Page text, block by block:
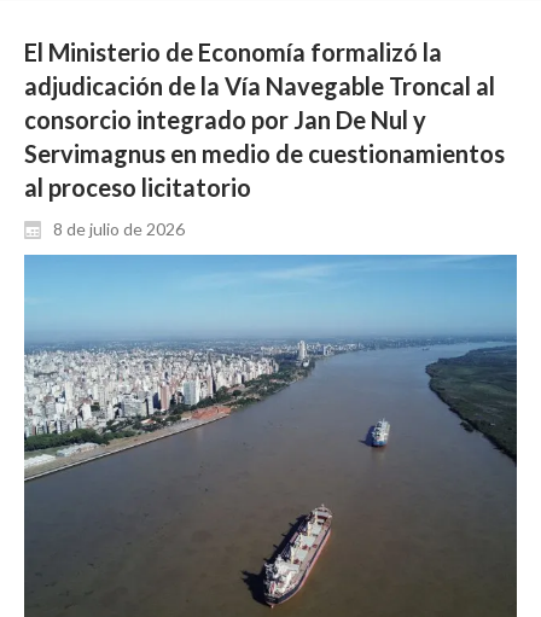
El Ministerio de Economía formalizó la
adjudicación de la Vía Navegable Troncal al
consorcio integrado por Jan De Nul y
Servimagnus en medio de cuestionamientos
al proceso licitatorio
8 de julio de 2026